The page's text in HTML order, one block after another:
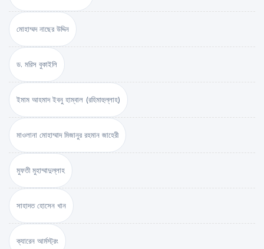
মোহাম্মদ নাছের উদ্দিন
ড. মরিস বুকাইলি
ইমাম আহমাদ ইবনু হাম্বাল (রহিমাহুল্লাহ)
মাওলানা মোহাম্মাদ মিজানুর রহমান জাহেরী
মুফতী মুহাম্মাদুল্লাহ
সাহাদত হোসেন খান
ক্যারেন আর্মস্ট্রং